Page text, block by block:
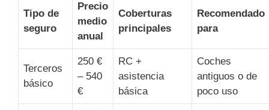
Tipo de
seguro
Precio
medio
anual
Coberturas
principales
Recomendado
para
Terceros
básico
250 €
– 540
€
RC +
asistencia
básica
Coches
antiguos o de
poco uso